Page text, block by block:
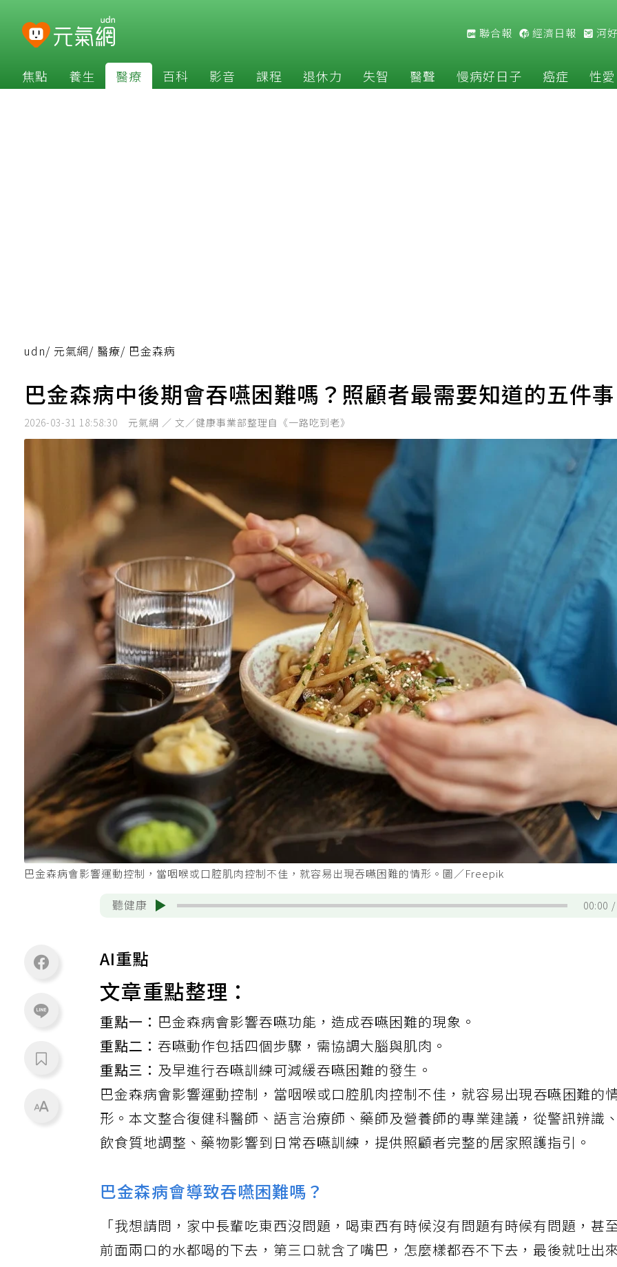
聯合報 經濟日報 河
焦點 養生 醫療 百科 影音 課程 退休力 失智 醫聲 慢病好日子 癌症 性愛
udn/ 元氣網/ 醫療/ 巴金森病
巴金森病中後期會吞嚥困難嗎？照顧者最需要知道的五件
2026-03-31 18:58:30 元氣網 ／ 文／健康事業部整理自《一路吃到老》
巴金森病會影響運動控制，當咽喉或口腔肌肉控制不佳，就容易出現吞嚥困難的情形。圖／Freepik
聽健康 00:00
AI重點
文章重點整理：
重點一： 巴金森病會影響吞嚥功能，造成吞嚥困難的現象。
重點二： 吞嚥動作包括四個步驟，需協調大腦與肌肉。
重點三： 及早進行吞嚥訓練可減緩吞嚥困難的發生。
巴金森病會影響運動控制，當咽喉或口腔肌肉控制不佳，就容易出現吞嚥困難的
形。本文整合復健科醫師、語言治療師、藥師及營養師的專業建議，從警訊辨識
飲食質地調整、藥物影響到日常吞嚥訓練，提供照顧者完整的居家照護指引。
巴金森病會導致吞嚥困難嗎？
「我想請問，家中長輩吃東西沒問題，喝東西有時候沒有問題有時候有問題，甚
前面兩口的水都喝的下去，第三口就含了嘴巴，怎麼樣都吞不下去，最後就吐出